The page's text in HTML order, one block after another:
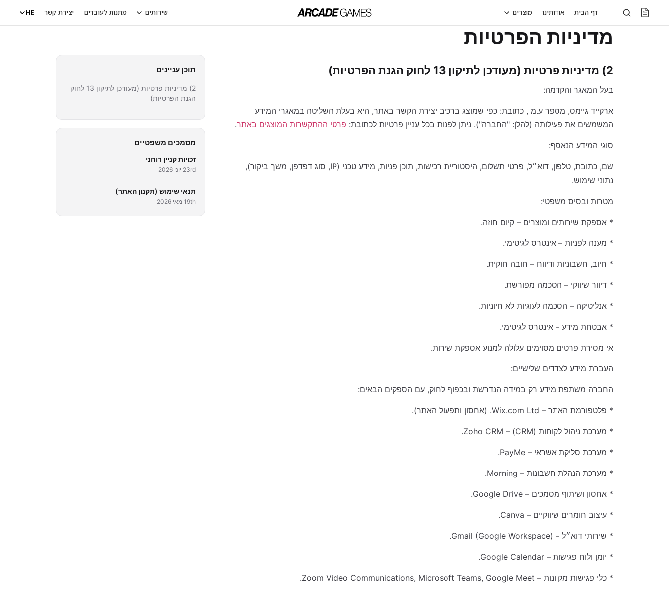
HE שירותים מתנות לעובדים יצירת קשר דף הבית אודותינו מוצרים
מכונות מציאות מדומה
מנופי בובות ומכונות פרסים
מכונות מציאות מדומה
מנופי בובות ומכונות פרסים
מדיניות הפרטיות
2) מדיניות פרטיות (מעודכן לתיקון 13 לחוק הגנת הפרטיות)
בעל המאגר והקדמה:
ארקייד גיימס, מספר ע.מ , כתובת: כפי שמוצג ברכיב יצירת הקשר באתר, היא בעלת השליטה במאגרי המידע
המשמשים את פעילותה (להלן: "החברה"). ניתן לפנות בכל עניין פרטיות לכתובת: פרטי ההתקשרות המוצגים באתר.
סוגי המידע הנאסף:
שם, כתובת, טלפון, דוא״ל, פרטי תשלום, היסטוריית רכישות, תוכן פניות, מידע טכני (IP, סוג דפדפן, משך ביקור),
נתוני שימוש.
מטרות ובסיס משפטי:
* אספקת שירותים ומוצרים – קיום חוזה.
* מענה לפניות – אינטרס לגיטימי.
* חיוב, חשבוניות ודיווח – חובה חוקית.
* דיוור שיווקי – הסכמה מפורשת.
* אנליטיקה – הסכמה לעוגיות לא חיוניות.
* אבטחת מידע – אינטרס לגיטימי.
אי מסירת פרטים מסוימים עלולה למנוע אספקת שירות.
העברת מידע לצדדים שלישיים:
החברה משתפת מידע רק במידה הנדרשת ובכפוף לחוק, עם הספקים הבאים:
* פלטפורמת האתר – Wix.com Ltd. (אחסון ותפעול האתר).
* מערכת ניהול לקוחות (CRM) – Zoho CRM.
* מערכת סליקת אשראי – PayMe.
* מערכת הנהלת חשבונות – Morning.
* אחסון ושיתוף מסמכים – Google Drive.
* עיצוב חומרים שיווקיים – Canva.
* שירותי דוא״ל – Gmail (Google Workspace).
* יומן ולוח פגישות – Google Calendar.
* כלי פגישות מקוונות – Zoom Video Communications, Microsoft Teams, Google Meet.
תוכן עניינים
2) מדיניות פרטיות (מעודכן לתיקון 13 לחוק
הגנת הפרטיות)
מסמכים משפטיים
זכויות קניין רוחני
23rd יוני 2026
תנאי שימוש (תקנון האתר)
19th מאי 2026
קידי רייד מכונות מציאות מדומה מכונות פרסים